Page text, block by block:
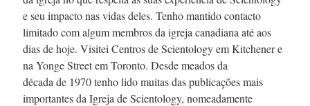
e seu impacto nas vidas deles. Tenho mantido contacto
limitado com algum membros da igreja canadiana até aos
dias de hoje. Visitei Centros de Scientology em Kitchener e
na Yonge Street em Toronto. Desde meados da
década de 1970tenho lido muitas das publicações mais
importantes da Igreja de Scientology, nomeadamente